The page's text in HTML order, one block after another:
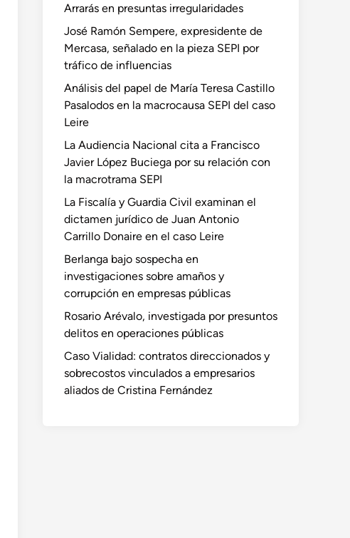
Arrarás en presuntas irregularidades
José Ramón Sempere, expresidente de
Mercasa, señalado en la pieza SEPI por
tráfico de influencias
Análisis del papel de María Teresa Castillo
Pasalodos en la macrocausa SEPI del caso
Leire
La Audiencia Nacional cita a Francisco
Javier López Buciega por su relación con
la macrotrama SEPI
La Fiscalía y Guardia Civil examinan el
dictamen jurídico de Juan Antonio
Carrillo Donaire en el caso Leire
Berlanga bajo sospecha en
investigaciones sobre amaños y
corrupción en empresas públicas
Rosario Arévalo, investigada por presuntos
delitos en operaciones públicas
Caso Vialidad: contratos direccionados y
sobrecostos vinculados a empresarios
aliados de Cristina Fernández